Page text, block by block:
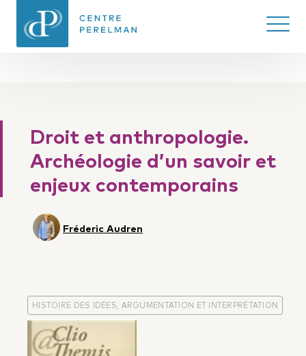
DU DROIT
Ouvrir/
Droit et anthropologie.
Archéologie d’un savoir et
enjeux contemporains
Fréderic Audren
HISTOIRE DES IDÉES, ARGUMENTATION ET INTERPRÉTATION